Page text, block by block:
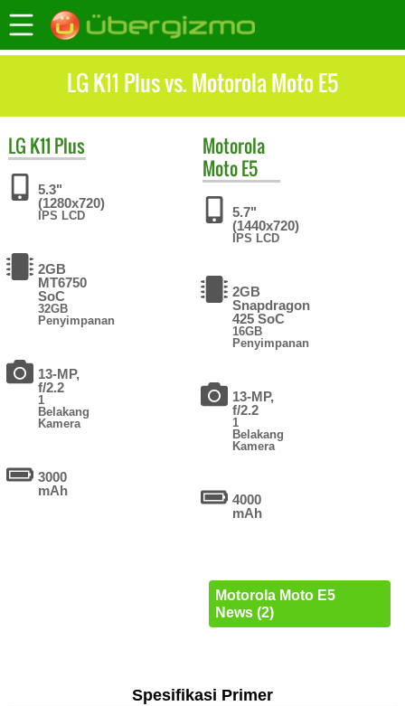
LG K11 Plus vs. Motorola Moto E5
LG K11 Plus
5.3"
(1280x720)
IPS LCD
2GB
MT6750
SoC
32GB
Penyimpanan
13-MP,
f/2.2
1
Belakang
Kamera
3000
mAh
Motorola
Moto E5
5.7"
(1440x720)
IPS LCD
2GB
Snapdragon
425 SoC
16GB
Penyimpanan
13-MP,
f/2.2
1
Belakang
Kamera
4000
mAh
Motorola Moto E5
News (2)
Spesifikasi Primer